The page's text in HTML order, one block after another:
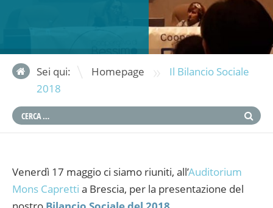
Sei qui: Homepage »
Il Bilancio Sociale
2018
Venerdì 17 maggio ci siamo riuniti, all’Auditorium
Mons Capretti a Brescia, per la presentazione del